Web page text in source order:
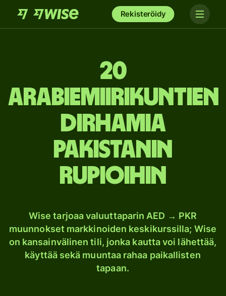
Rekisteröidy
20
Arabiemiirikuntien
dirhamia
Pakistanin
rupioihin
Wise tarjoaa valuuttaparin AED → PKR
muunnokset markkinoiden keskikurssilla; Wise
on kansainvälinen tili, jonka kautta voi lähettää,
käyttää sekä muuntaa rahaa paikallisten
tapaan.